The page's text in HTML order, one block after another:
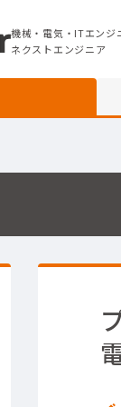
機械・電気・ITエンジ
ネクストエンジニア